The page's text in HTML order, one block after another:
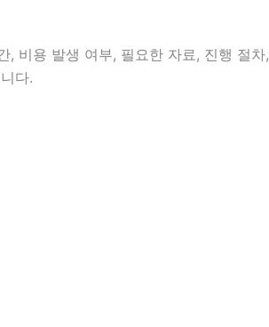
비용 발생 여부, 필요한 자료, 진행 절차,
다.